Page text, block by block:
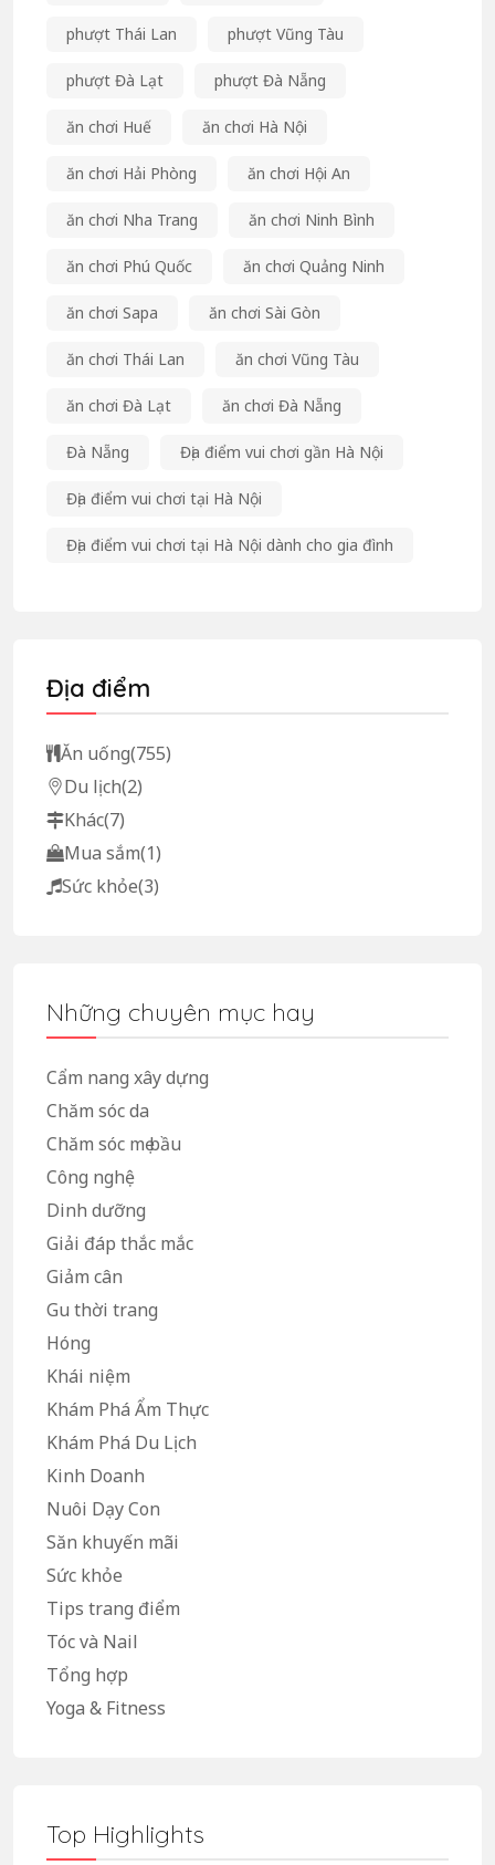
phượt Thái Lan phượt Vũng Tàu
phượt Đà Lạt phượt Đà Nẵng
ăn chơi Huế ăn chơi Hà Nội
ăn chơi Hải Phòng ăn chơi Hội An
ăn chơi Nha Trang ăn chơi Ninh Bình
ăn chơi Phú Quốc ăn chơi Quảng Ninh
ăn chơi Sapa ăn chơi Sài Gòn
ăn chơi Thái Lan ăn chơi Vũng Tàu
ăn chơi Đà Lạt ăn chơi Đà Nẵng
Đà Nẵng Địa điểm vui chơi gần Hà Nội
Địa điểm vui chơi tại Hà Nội
Địa điểm vui chơi tại Hà Nội dành cho gia đình
Địa điểm
Ăn uống(755)
Du lịch(2)
Khác(7)
Mua sắm(1)
Sức khỏe(3)
Những chuyên mục hay
Cẩm nang xây dựng
Chăm sóc da
Chăm sóc mẹ bầu
Công nghệ
Dinh dưỡng
Giải đáp thắc mắc
Giảm cân
Gu thời trang
Hóng
Khái niệm
Khám Phá Ẩm Thực
Khám Phá Du Lịch
Kinh Doanh
Nuôi Dạy Con
Săn khuyến mãi
Sức khỏe
Tips trang điểm
Tóc và Nail
Tổng hợp
Yoga & Fitness
Top Highlights